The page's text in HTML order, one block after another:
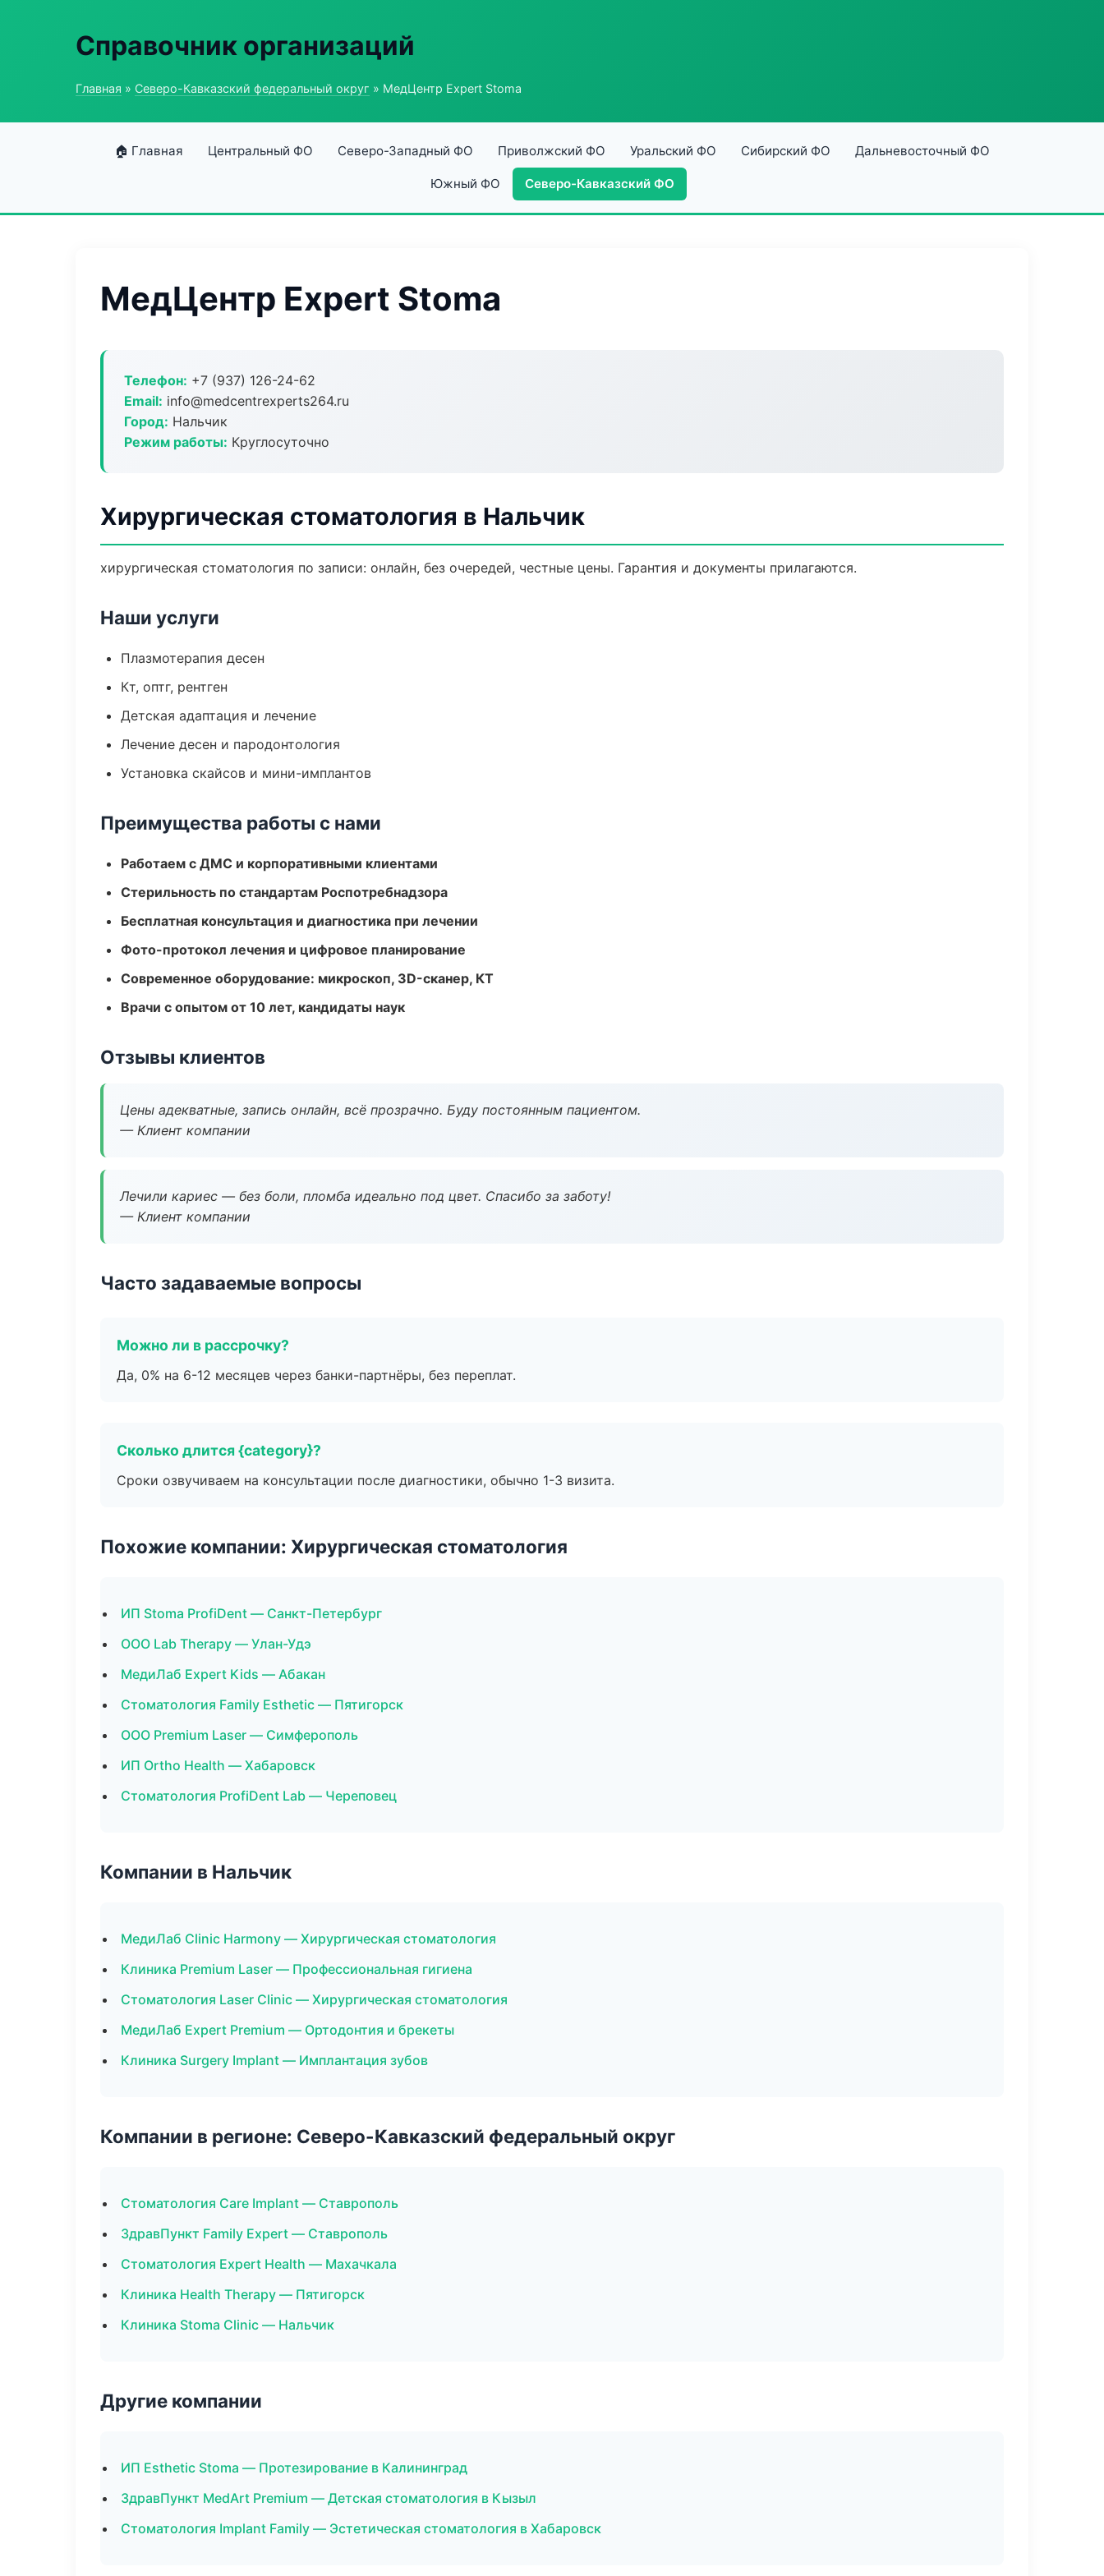
Справочник организаций
Главная » Северо-Кавказский федеральный округ » МедЦентр Expert Stoma
🏠 Главная Центральный ФО Северо-Западный ФО Приволжский ФО Уральский ФО Сибирский ФО Дальневосточный ФО
Южный ФО Северо-Кавказский ФО
МедЦентр Expert Stoma
Телефон: +7 (937) 126-24-62
Email: info@medcentrexperts264.ru
Город: Нальчик
Режим работы: Круглосуточно
Хирургическая стоматология в Нальчик
хирургическая стоматология по записи: онлайн, без очередей, честные цены. Гарантия и документы прилагаются.
Наши услуги
Плазмотерапия десен
Кт, оптг, рентген
Детская адаптация и лечение
Лечение десен и пародонтология
Установка скайсов и мини-имплантов
Преимущества работы с нами
Работаем с ДМС и корпоративными клиентами
Стерильность по стандартам Роспотребнадзора
Бесплатная консультация и диагностика при лечении
Фото-протокол лечения и цифровое планирование
Современное оборудование: микроскоп, 3D-сканер, КТ
Врачи с опытом от 10 лет, кандидаты наук
Отзывы клиентов
Цены адекватные, запись онлайн, всё прозрачно. Буду постоянным пациентом.
— Клиент компании
Лечили кариес — без боли, пломба идеально под цвет. Спасибо за заботу!
— Клиент компании
Часто задаваемые вопросы
Можно ли в рассрочку?
Да, 0% на 6-12 месяцев через банки-партнёры, без переплат.
Сколько длится {category}?
Сроки озвучиваем на консультации после диагностики, обычно 1-3 визита.
Похожие компании: Хирургическая стоматология
ИП Stoma ProfiDent — Санкт-Петербург
ООО Lab Therapy — Улан-Удэ
МедиЛаб Expert Kids — Абакан
Стоматология Family Esthetic — Пятигорск
ООО Premium Laser — Симферополь
ИП Ortho Health — Хабаровск
Стоматология ProfiDent Lab — Череповец
Компании в Нальчик
МедиЛаб Clinic Harmony — Хирургическая стоматология
Клиника Premium Laser — Профессиональная гигиена
Стоматология Laser Clinic — Хирургическая стоматология
МедиЛаб Expert Premium — Ортодонтия и брекеты
Клиника Surgery Implant — Имплантация зубов
Компании в регионе: Северо-Кавказский федеральный округ
Стоматология Care Implant — Ставрополь
ЗдравПункт Family Expert — Ставрополь
Стоматология Expert Health — Махачкала
Клиника Health Therapy — Пятигорск
Клиника Stoma Clinic — Нальчик
Другие компании
ИП Esthetic Stoma — Протезирование в Калининград
ЗдравПункт MedArt Premium — Детская стоматология в Кызыл
Стоматология Implant Family — Эстетическая стоматология в Хабаровск